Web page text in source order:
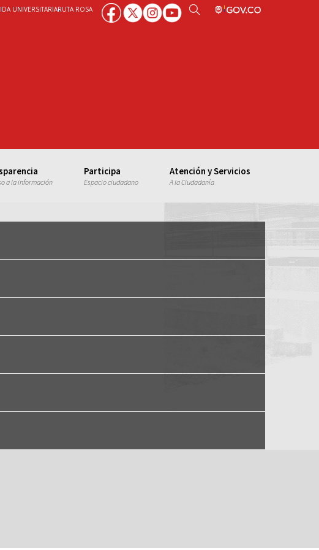
UNIVERSITARIARUTA ROSA
a la información
Participa
Espacio ciudadano
Atención y Servicios
A la Ciudadanía